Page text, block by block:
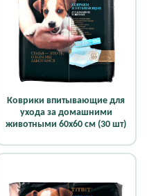
Коврики впитывающие для
ухода за домашними
животными 60х60 см (30 шт)